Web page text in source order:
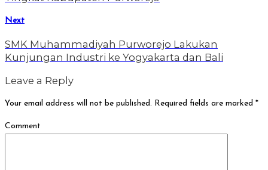
Next
SMK Muhammadiyah Purworejo Lakukan
Kunjungan Industri ke Yogyakarta dan Bali
Leave a Reply
Your email address will not be published. Required fields are marked *
Comment